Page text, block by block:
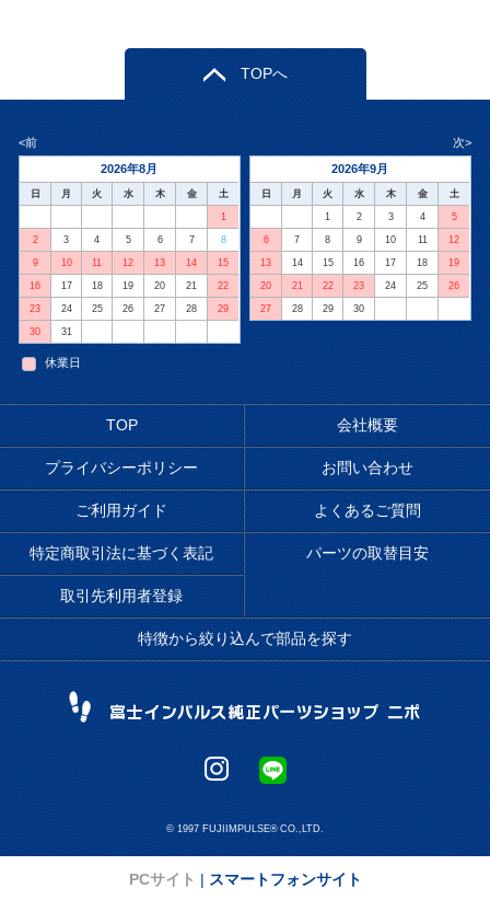
TOPへ
<前
次>
2026年8月
日 月 火 水 木 金 土
1
2 3 4 5 6 7 8
9 10 11 12 13 14 15
16 17 18 19 20 21 22
23 24 25 26 27 28 29
30 31
2026年9月
日 月 火 水 木 金 土
1 2 3 4 5
6 7 8 9 10 11 12
13 14 15 16 17 18 19
20 21 22 23 24 25 26
27 28 29 30
休業日
TOP 会社概要
プライバシーポリシー お問い合わせ
ご利用ガイド よくあるご質問
特定商取引法に基づく表記 パーツの取替目安
取引先利用者登録
特徴から絞り込んで部品を探す
© 1997 FUJIIMPULSE® CO.,LTD.
PCサイト | スマートフォンサイト